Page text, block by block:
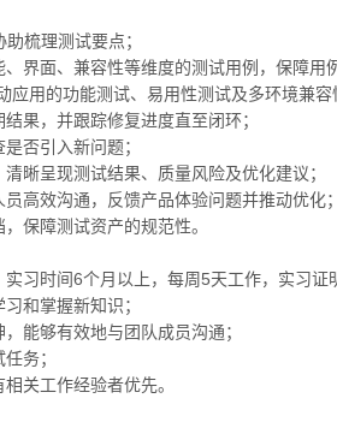
梳理测试要点；
界面、兼容性等维度的测试用例，保障用
用的功能测试、易用性测试及多环境兼容
果，并跟踪修复进度直至闭环；
否引入新问题；
晰呈现测试结果、质量风险及优化建议；
高效沟通，反馈产品体验问题并推动优化；
保障测试资产的规范性。
习时间6个月以上，每周5天工作，实习
和掌握新知识；
能够有效地与团队成员沟通；
务；
关工作经验者优先。